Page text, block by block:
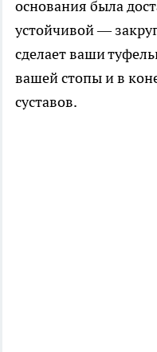
основания была
устойчивой —
сделает ваши
вашей стопы и в
суставов.